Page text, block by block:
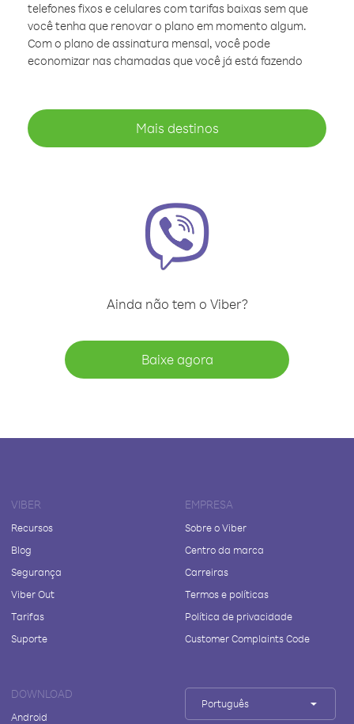
telefones fixos e celulares com tarifas baixas sem que
você tenha que renovar o plano em momento algum.
Com o plano de assinatura mensal, você pode
economizar nas chamadas que você já está fazendo
Mais destinos
Ainda não tem o Viber?
Baixe agora
VIBER
Recursos
Blog
Segurança
Viber Out
Tarifas
Suporte
EMPRESA
Sobre o Viber
Centro da marca
Carreiras
Termos e políticas
Política de privacidade
Customer Complaints Code
DOWNLOAD
Android
Português